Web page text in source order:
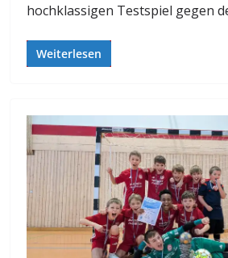
hochklassigen Testspiel gegen
Weiterlesen